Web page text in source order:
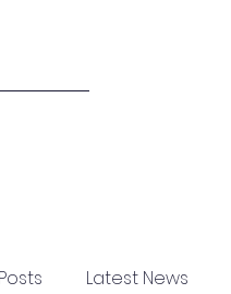
Latest News